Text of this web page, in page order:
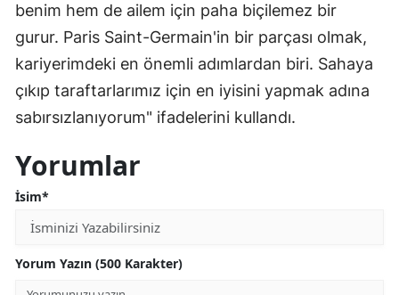
benim hem de ailem için paha biçilemez bir
gurur. Paris Saint-Germain'in bir parçası olmak,
kariyerimdeki en önemli adımlardan biri. Sahaya
çıkıp taraftarlarımız için en iyisini yapmak adına
sabırsızlanıyorum" ifadelerini kullandı.
Yorumlar
İsim*
Yorum Yazın (500 Karakter)